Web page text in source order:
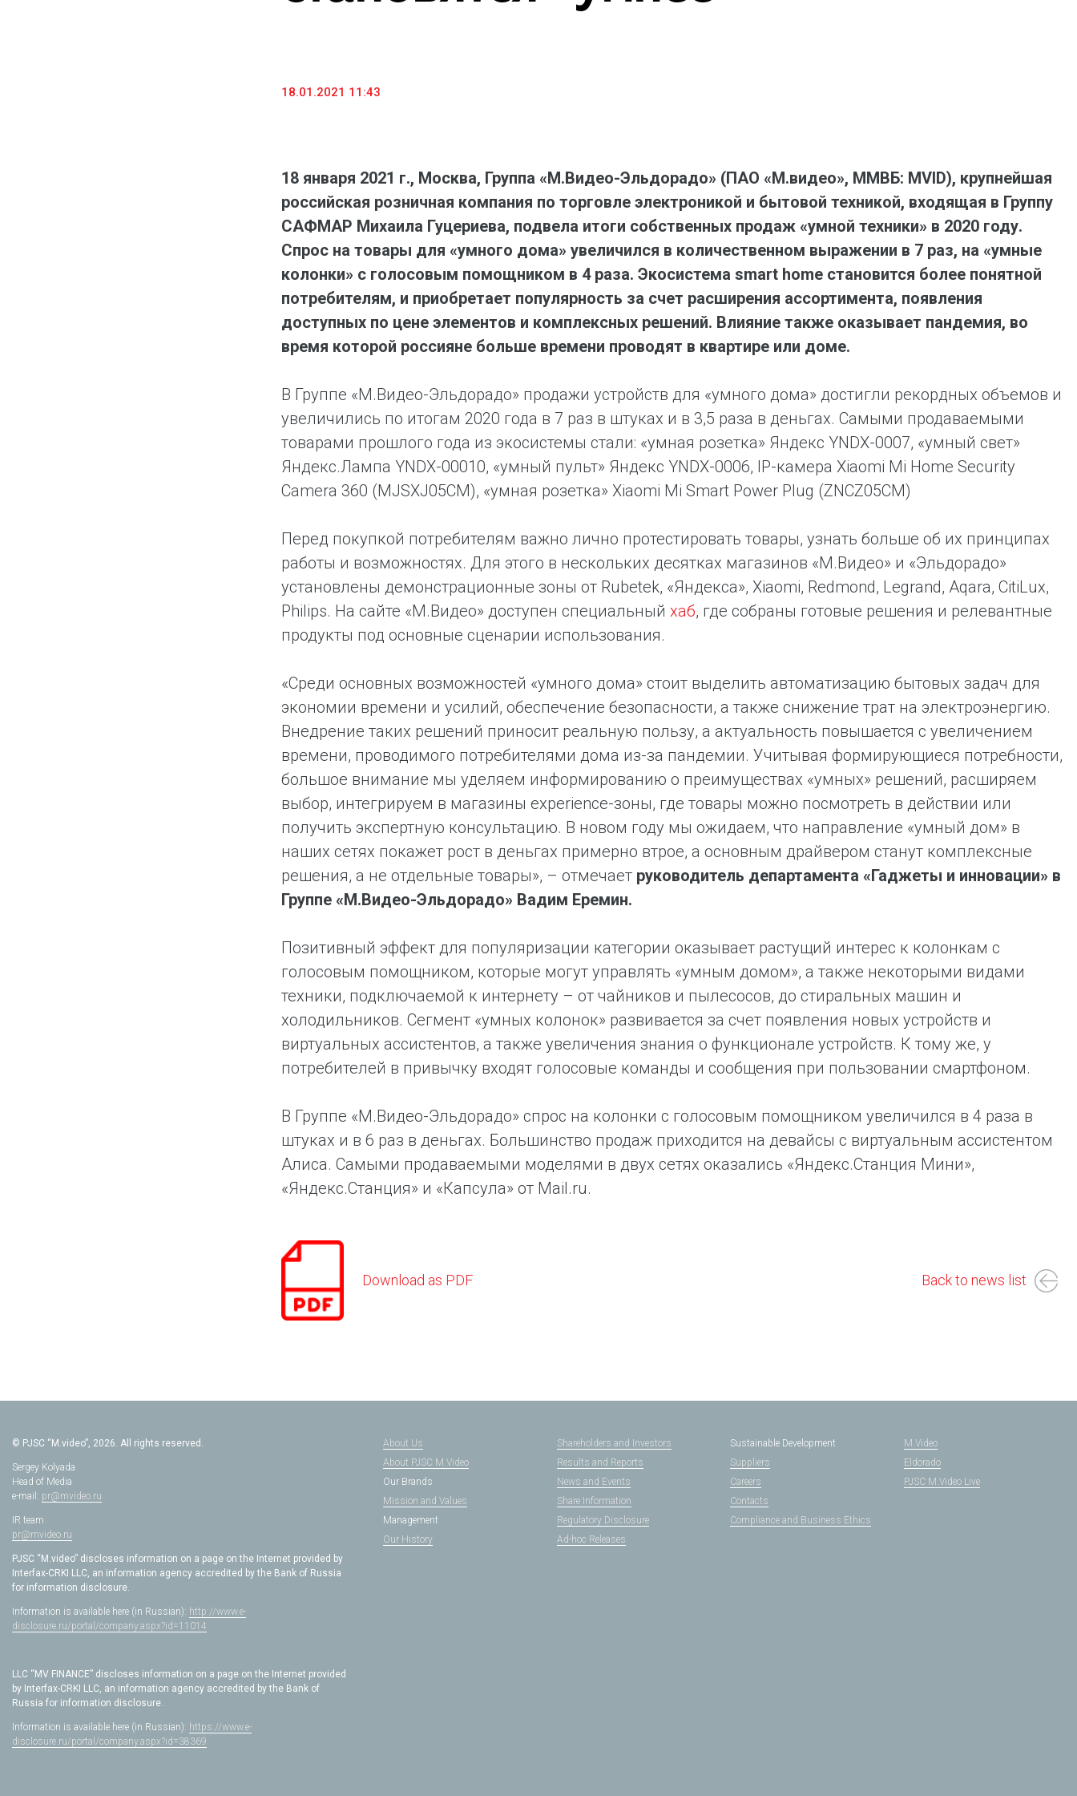
household appliances and electronics sector, providing an
18.01.2021 11:43
18 января 2021 г., Москва, Группа «М.Видео-Эльдорадо» (ПАО «М.видео», ММВБ: MVID), крупнейшая
российская розничная компания по торговле электроникой и бытовой техникой, входящая в Группу
САФМАР Михаила Гуцериева, подвела итоги собственных продаж «умной техники» в 2020 году.
Спрос на товары для «умного дома» увеличился в количественном выражении в 7 раз, на «умные
колонки» с голосовым помощником в 4 раза. Экосистема smart home становится более понятной
потребителям, и приобретает популярность за счет расширения ассортимента, появления
доступных по цене элементов и комплексных решений. Влияние также оказывает пандемия, во
время которой россияне больше времени проводят в квартире или доме.
В Группе «М.Видео-Эльдорадо» продажи устройств для «умного дома» достигли рекордных объемов и
увеличились по итогам 2020 года в 7 раз в штуках и в 3,5 раза в деньгах. Самыми продаваемыми
товарами прошлого года из экосистемы стали: «умная розетка» Яндекс YNDX-0007, «умный свет»
Яндекс.Лампа YNDX-00010, «умный пульт» Яндекс YNDX-0006, IP-камера Xiaomi Mi Home Security
Camera 360 (MJSXJ05CM), «умная розетка» Xiaomi Mi Smart Power Plug (ZNCZ05CM)
Перед покупкой потребителям важно лично протестировать товары, узнать больше об их принципах
работы и возможностях. Для этого в нескольких десятках магазинов «М.Видео» и «Эльдорадо»
установлены демонстрационные зоны от Rubetek, «Яндекса», Xiaomi, Redmond, Legrand, Aqara, CitiLux,
Philips. На сайте «М.Видео» доступен специальный хаб, где собраны готовые решения и релевантные
продукты под основные сценарии использования.
«Среди основных возможностей «умного дома» стоит выделить автоматизацию бытовых задач для
экономии времени и усилий, обеспечение безопасности, а также снижение трат на электроэнергию.
Внедрение таких решений приносит реальную пользу, а актуальность повышается с увеличением
времени, проводимого потребителями дома из-за пандемии. Учитывая формирующиеся потребности,
большое внимание мы уделяем информированию о преимуществах «умных» решений, расширяем
выбор, интегрируем в магазины experience-зоны, где товары можно посмотреть в действии или
получить экспертную консультацию. В новом году мы ожидаем, что направление «умный дом» в
наших сетях покажет рост в деньгах примерно втрое, а основным драйвером станут комплексные
решения, а не отдельные товары», – отмечает руководитель департамента «Гаджеты и инновации» в
Группе «М.Видео-Эльдорадо» Вадим Еремин.
Позитивный эффект для популяризации категории оказывает растущий интерес к колонкам с
голосовым помощником, которые могут управлять «умным домом», а также некоторыми видами
техники, подключаемой к интернету – от чайников и пылесосов, до стиральных машин и
холодильников. Сегмент «умных колонок» развивается за счет появления новых устройств и
виртуальных ассистентов, а также увеличения знания о функционале устройств. К тому же, у
потребителей в привычку входят голосовые команды и сообщения при пользовании смартфоном.
В Группе «М.Видео-Эльдорадо» спрос на колонки с голосовым помощником увеличился в 4 раза в
штуках и в 6 раз в деньгах. Большинство продаж приходится на девайсы с виртуальным ассистентом
Алиса. Самыми продаваемыми моделями в двух сетях оказались «Яндекс.Станция Мини»,
«Яндекс.Станция» и «Капсула» от Mail.ru.
Download as PDF Back to news list
© PJSC “M.video”, 2026. All rights reserved.
Sergey Kolyada
Head of Media
e-mail: pr@mvideo.ru
IR team
pr@mvideo.ru
PJSC “M.video” discloses information on a page on the Internet provided by
Interfax-CRKI LLC, an information agency accredited by the Bank of Russia
for information disclosure.
Information is available here (in Russian): http://www.e-
disclosure.ru/portal/company.aspx?id=11014
LLC “MV FINANCE” discloses information on a page on the Internet provided
by Interfax-CRKI LLC, an information agency accredited by the Bank of
Russia for information disclosure.
Information is available here (in Russian): https://www.e-
disclosure.ru/portal/company.aspx?id=38369
About Us
About PJSC M.Video
Our Brands
Mission and Values
Management
Our History
Shareholders and Investors
Results and Reports
News and Events
Share Information
Regulatory Disclosure
Ad-hoc Releases
Sustainable Development
Suppliers
Careers
Contacts
Compliance and Business Ethics
M.Video
Eldorado
PJSC M.Video Live